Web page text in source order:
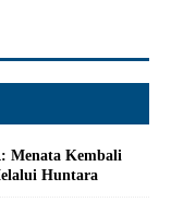
Menata Kembali
Huntara